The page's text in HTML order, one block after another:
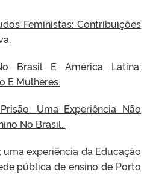
Feministas: Contribuições
Brasil E América Latina:
E Mulheres.
Uma Experiência Não
No Brasil.
experiência da Educação
pública de ensino de Porto